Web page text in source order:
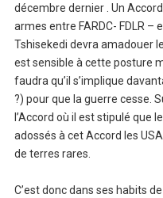
décembre dernier . Un
armes entre FARDC- FDLR –
Tshisekedi devra amadouer
est sensible à cette posture
faudra qu’il s’implique
?) pour que la guerre cesse.
l’Accord où il est stipulé que
adossés à cet Accord les
de terres rares.
C’est donc dans ses habits